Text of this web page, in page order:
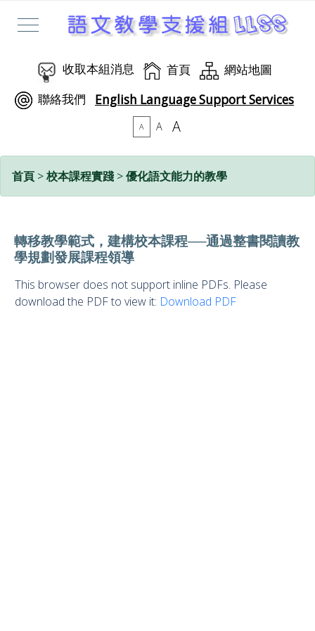
收取本組消息 首頁
網站地圖
聯絡我們
English Language Support Services
A A A
首頁 >校本課程實踐 >優化語文能力的教學
轉移教學範式，建構校本課程──通過整書閱讀教
學規劃發展課程領導
This browser does not support inline PDFs. Please
download the PDF to view it: Download PDF